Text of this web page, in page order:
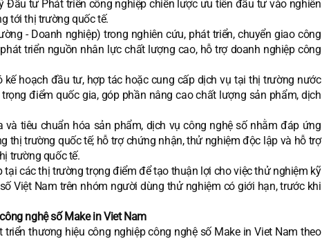
Đầu tư Phát triển công nghiệp chiến lược ưu tiên đầu tư vào nghiên
tới thị trường quốc tế.
- Doanh nghiệp) trong nghiên cứu, phát triển, chuyển giao công
triển nguồn nhân lực chất lượng cao, hỗ trợ doanh nghiệp công
hoạch đầu tư, hợp tác hoặc cung cấp dịch vụ tại thị trường nước
điểm quốc gia, góp phần nâng cao chất lượng sản phẩm, dịch
tiêu chuẩn hóa sản phẩm, dịch vụ công nghệ số nhằm đáp ứng
thị trường quốc tế; hỗ trợ chứng nhận, thử nghiệm độc lập và hỗ trợ
trường quốc tế.
các thị trường trọng điểm để tạo thuận lợi cho việc thử nghiệm kỹ
Việt Nam trên nhóm người dùng thử nghiệm có giới hạn, trước khi
nghệ số Make in Viet Nam
thương hiệu công nghiệp công nghệ số Make in Viet Nam theo